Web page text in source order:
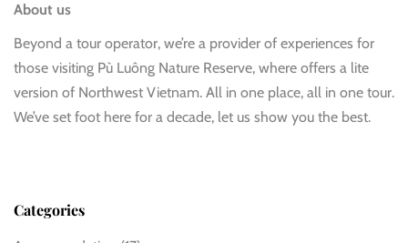
About us
Beyond a tour operator, we’re a provider of experiences for
those visiting Pù Luông Nature Reserve, where offers a lite
version of Northwest Vietnam. All in one place, all in one tour.
We’ve set foot here for a decade, let us show you the best.
Categories